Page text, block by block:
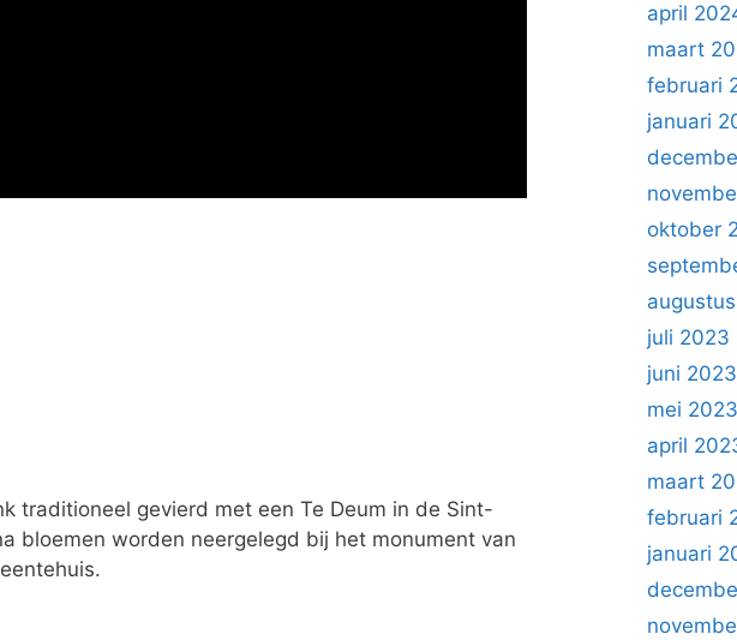
traditioneel gevierd met een Te Deum in de Sint-
bloemen worden neergelegd bij het monument van
april
maart
februari
januari
oktober
juli 2023
juni 2023
mei 2023
april
maart
februari
januari